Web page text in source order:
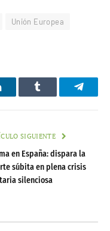
Unión Europea
Tumblr
SIGUIENTE
en España: dispara la
súbita en plena crisis
silenciosa